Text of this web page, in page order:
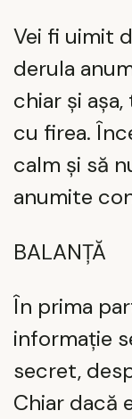
Vei fi uimit
derula
chiar și
cu firea.
calm și să
anumite
BALANȚĂ
În prima
informație
secret,
Chiar dacă